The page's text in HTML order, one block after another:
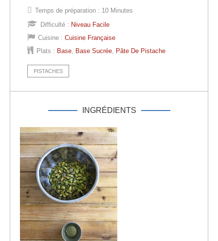
Temps de préparation : 10 Minutes
Difficulté : Niveau Facile
Cuisine : Cuisine Française
Plats : Base Base Sucrée Pâte De Pistache
PISTACHES
INGRÉDIENTS